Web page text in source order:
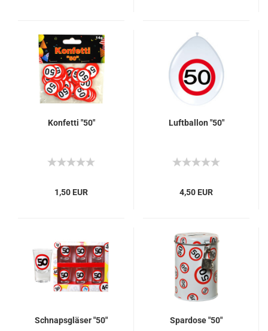
Konfetti "50"
1,50 EUR
Luftballon "50"
4,50 EUR
Schnapsgläser "50" Spardose "50"